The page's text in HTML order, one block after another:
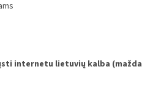
internetu lietuvių kalba